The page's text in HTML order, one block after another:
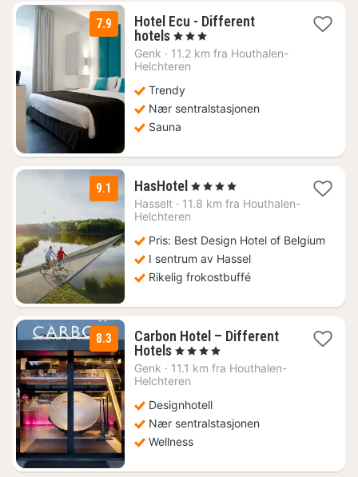
7.9
Hotel Ecu - Different
hotels1
natt
fra
kr.
, 3 Stjerner
Genk · 11.2 km fra Houthalen-
Helchteren
Trendy
Nær sentralstasjonen
Sauna
9.1 HasHotel 1
natt
fra
kr.
, 4 Stjerner
Hasselt · 11.8 km fra Houthalen-
Helchteren
Pris: Best Design Hotel of Belgium
I sentrum av Hassel
Rikelig frokostbuffé
8.3
Carbon Hotel – Different
Hotels1
natt
fra
kr.
, 4 Stjerner
Genk · 11.1 km fra Houthalen-
Helchteren
Designhotell
Nær sentralstasjonen
Wellness